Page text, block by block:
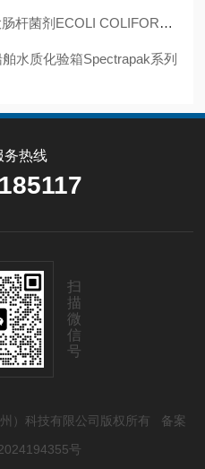
COLIFORM TEST SET 777932 NALFLEET
水质化验箱Spectrapak系列
务热线
扫
描
微
信
号
）科技有限公司版权所有 备案
号